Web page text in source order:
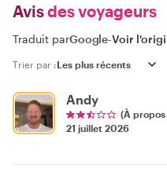
Avisdes voyageurs
Traduit parGoogle-Voir
Trier par :
Andy
(À
21 juillet 2026